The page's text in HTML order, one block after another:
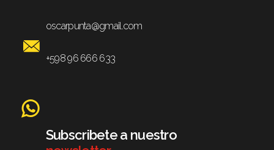
oscarpunta@gmail.com
+598 96 666 633
Subscribete a nuestro